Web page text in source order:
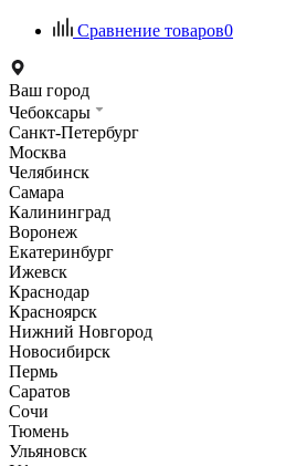
Сравнение товаров0
Ваш город
Чебоксары
Санкт-Петербург
Москва
Челябинск
Самара
Калининград
Воронеж
Екатеринбург
Ижевск
Краснодар
Красноярск
Нижний Новгород
Новосибирск
Пермь
Саратов
Сочи
Тюмень
Ульяновск